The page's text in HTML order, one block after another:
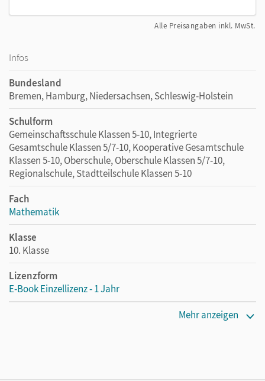
Alle Preisangaben inkl. MwSt.
Infos
Bundesland
Bremen, Hamburg, Niedersachsen, Schleswig-Holstein
Schulform
Gemeinschaftsschule Klassen 5-10, Integrierte
Gesamtschule Klassen 5/7-10, Kooperative Gesamtschule
Klassen 5-10, Oberschule, Oberschule Klassen 5/7-10,
Regionalschule, Stadtteilschule Klassen 5-10
Fach
Mathematik
Klasse
10. Klasse
Lizenzform
E-Book Einzellizenz - 1 Jahr
Mehr anzeigen